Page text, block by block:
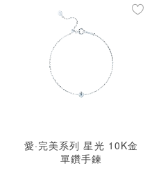
愛·完美系列 星光 10K金
單鑽手鍊